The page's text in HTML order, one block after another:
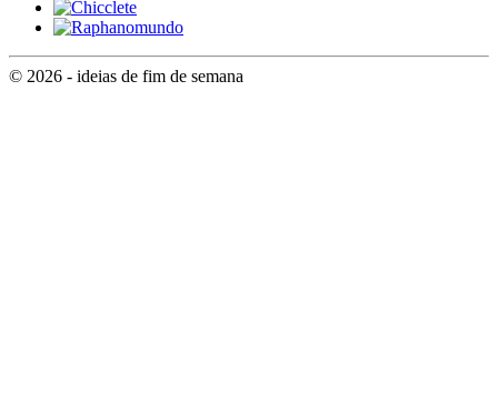
© 2026 - ideias de fim de semana